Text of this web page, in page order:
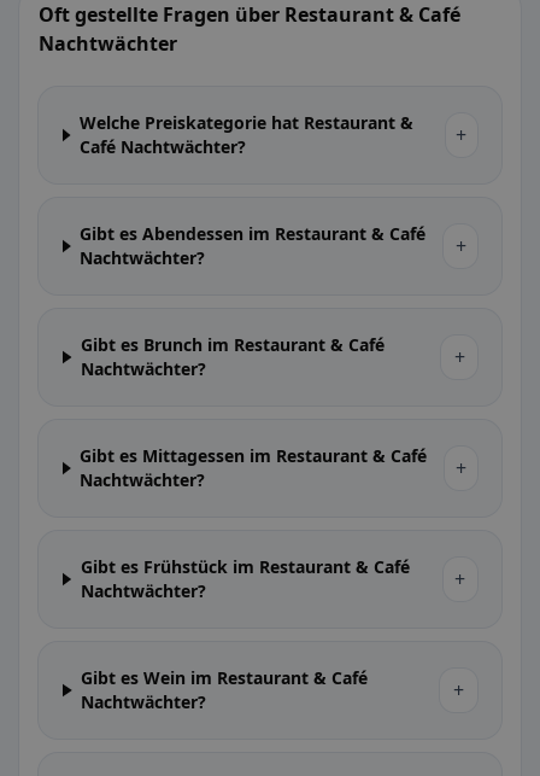
Oft gestellte Fragen über Restaurant & Café
Nachtwächter
Welche Preiskategorie hat Restaurant &
Café Nachtwächter?
+
Gibt es Abendessen im Restaurant & Café
Nachtwächter?
+
Gibt es Brunch im Restaurant & Café
Nachtwächter?
+
Gibt es Mittagessen im Restaurant & Café
Nachtwächter?
+
Gibt es Frühstück im Restaurant & Café
Nachtwächter?
+
Gibt es Wein im Restaurant & Café
Nachtwächter?
+